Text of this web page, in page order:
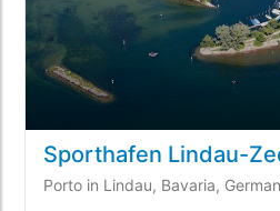
Sporthafen Lindau-
Porto in Lindau, Bavaria,